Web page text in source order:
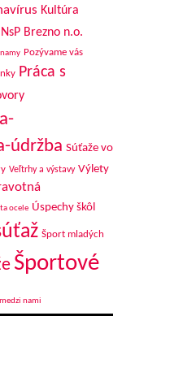
Kultúra
NsP Brezno n.o.
Pozývame vás
Práca s
údržba Súťaže vo
Veľtrhy a výstavy Výlety
ocele Úspechy škôl
Šport mladých
Športové
nami